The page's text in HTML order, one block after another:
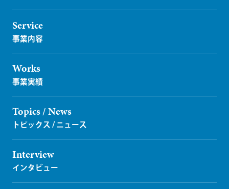
Service
Works
Topics / News
Interview